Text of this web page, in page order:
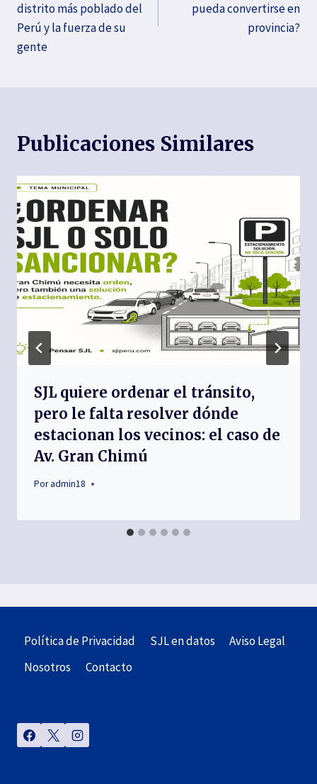
distrito más poblado del
Perú y la fuerza de su
gente
pueda convertirse en
provincia?
Publicaciones Similares
SJL quiere ordenar el tránsito,
pero le falta resolver dónde
estacionan los vecinos: el caso de
Av. Gran Chimú
Poradmin18
Política de Privacidad SJL en datos
Aviso Legal
Nosotros
Contacto